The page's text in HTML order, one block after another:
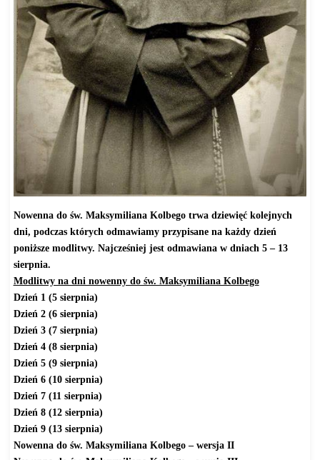
Nowenna do św. Maksymiliana Kolbego trwa dziewięć kolejnych
dni, podczas których odmawiamy przypisane na każdy dzień
poniższe modlitwy. Najcześniej jest odmawiana w dniach 5 – 13
sierpnia.
Modlitwy na dni nowenny do św. Maksymiliana Kolbego
Dzień 1 (5 sierpnia)
Dzień 2 (6 sierpnia)
Dzień 3 (7 sierpnia)
Dzień 4 (8 sierpnia)
Dzień 5 (9 sierpnia)
Dzień 6 (10 sierpnia)
Dzień 7 (11 sierpnia)
Dzień 8 (12 sierpnia)
Dzień 9 (13 sierpnia)
Nowenna do św. Maksymiliana Kolbego – wersja II